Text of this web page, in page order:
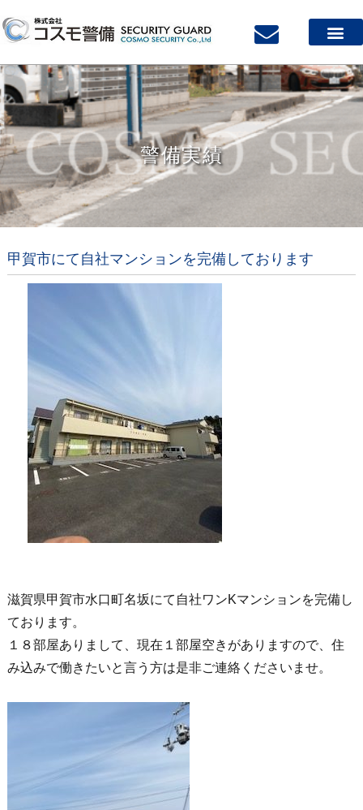
警備実績
甲賀市にて自社マンションを完備しております
滋賀県甲賀市水口町名坂にて自社ワンKマンションを完備し
ております。
１８部屋ありまして、現在１部屋空きがありますので、住
み込みで働きたいと言う方は是非ご連絡くださいませ。